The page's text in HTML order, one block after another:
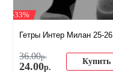
-33%
Гетры Интер Милан 25-26
36.00р.
24.00р.
Купить